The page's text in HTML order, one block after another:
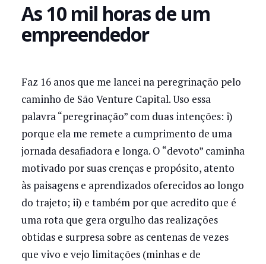
As 10 mil horas de um
empreendedor
Faz 16 anos que me lancei na peregrinação pelo
caminho de São Venture Capital. Uso essa
palavra “peregrinação” com duas intenções: i)
porque ela me remete a cumprimento de uma
jornada desafiadora e longa. O “devoto” caminha
motivado por suas crenças e propósito, atento
às paisagens e aprendizados oferecidos ao longo
do trajeto; ii) e também por que acredito que é
uma rota que gera orgulho das realizações
obtidas e surpresa sobre as centenas de vezes
que vivo e vejo limitações (minhas e de